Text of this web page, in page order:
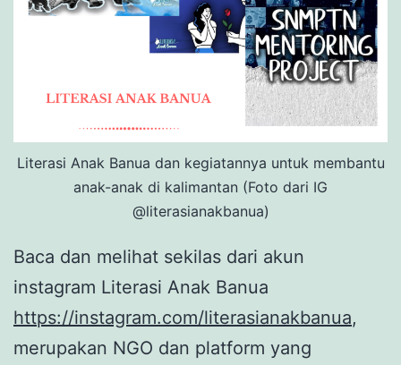
Literasi Anak Banua dan kegiatannya untuk membantu
anak-anak di kalimantan (Foto dari IG
@literasianakbanua)
Baca dan melihat sekilas dari akun
instagram Literasi Anak Banua
https://instagram.com/literasianakbanua,
merupakan NGO dan platform yang